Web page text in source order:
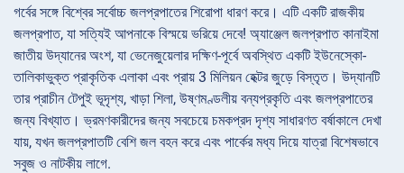
গর্বের সঙ্গে বিশ্বের সর্বোচ্চ জলপ্রপাতের শিরোপা ধারণ করে। এটি একটি রাজকীয়
জলপ্রপাত, যা সত্যিই আপনাকে বিস্ময়ে ভরিয়ে দেবে! অ্যাঞ্জেল জলপ্রপাত কানাইমা
জাতীয় উদ্যানের অংশ, যা ভেনেজুয়েলার দক্ষিণ-পূর্বে অবস্থিত একটি ইউনেস্কো-
তালিকাভুক্ত প্রাকৃতিক এলাকা এবং প্রায় 3 মিলিয়ন হেক্টর জুড়ে বিস্তৃত। উদ্যানটি
তার প্রাচীন টেপুই ভূদৃশ্য, খাড়া শিলা, উষ্ণমণ্ডলীয় বন্যপ্রকৃতি এবং জলপ্রপাতের
জন্য বিখ্যাত। ভ্রমণকারীদের জন্য সবচেয়ে চমকপ্রদ দৃশ্য সাধারণত বর্ষাকালে দেখা
যায়, যখন জলপ্রপাতটি বেশি জল বহন করে এবং পার্কের মধ্য দিয়ে যাত্রা বিশেষভাবে
সবুজ ও নাটকীয় লাগে.